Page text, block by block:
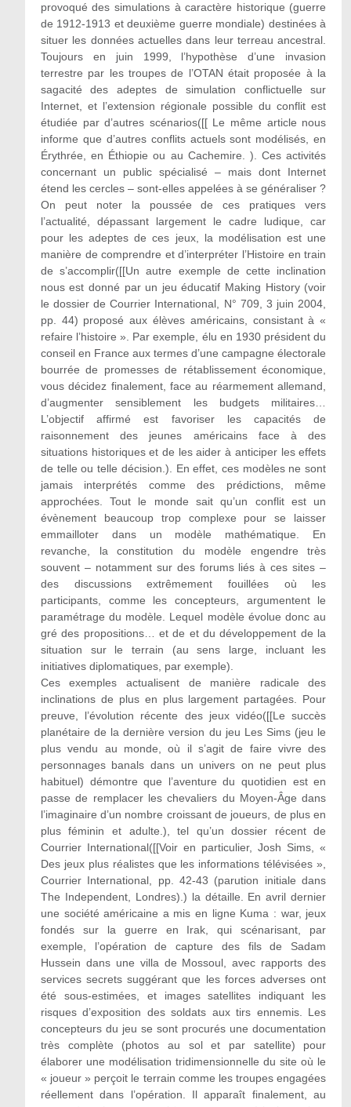
provoqué des simulations à caractère historique (guerre
de 1912-1913 et deuxième guerre mondiale) destinées à
situer les données actuelles dans leur terreau ancestral.
Toujours en juin 1999, l’hypothèse d’une invasion
terrestre par les troupes de l’OTAN était proposée à la
sagacité des adeptes de simulation conflictuelle sur
Internet, et l’extension régionale possible du conflit est
étudiée par d’autres scénarios([[ Le même article nous
informe que d’autres conflits actuels sont modélisés, en
Érythrée, en Éthiopie ou au Cachemire. ). Ces activités
concernant un public spécialisé – mais dont Internet
étend les cercles – sont-elles appelées à se généraliser ?
On peut noter la poussée de ces pratiques vers
l’actualité, dépassant largement le cadre ludique, car
pour les adeptes de ces jeux, la modélisation est une
manière de comprendre et d’interpréter l’Histoire en train
de s’accomplir([[Un autre exemple de cette inclination
nous est donné par un jeu éducatif Making History (voir
le dossier de Courrier International, N° 709, 3 juin 2004,
pp. 44) proposé aux élèves américains, consistant à «
refaire l’histoire ». Par exemple, élu en 1930 président du
conseil en France aux termes d’une campagne électorale
bourrée de promesses de rétablissement économique,
vous décidez finalement, face au réarmement allemand,
d’augmenter sensiblement les budgets militaires…
L’objectif affirmé est favoriser les capacités de
raisonnement des jeunes américains face à des
situations historiques et de les aider à anticiper les effets
de telle ou telle décision.). En effet, ces modèles ne sont
jamais interprétés comme des prédictions, même
approchées. Tout le monde sait qu’un conflit est un
évènement beaucoup trop complexe pour se laisser
emmailloter dans un modèle mathématique. En
revanche, la constitution du modèle engendre très
souvent – notamment sur des forums liés à ces sites –
des discussions extrêmement fouillées où les
participants, comme les concepteurs, argumentent le
paramétrage du modèle. Lequel modèle évolue donc au
gré des propositions… et de et du développement de la
situation sur le terrain (au sens large, incluant les
initiatives diplomatiques, par exemple).
Ces exemples actualisent de manière radicale des
inclinations de plus en plus largement partagées. Pour
preuve, l’évolution récente des jeux vidéo([[Le succès
planétaire de la dernière version du jeu Les Sims (jeu le
plus vendu au monde, où il s’agit de faire vivre des
personnages banals dans un univers on ne peut plus
habituel) démontre que l’aventure du quotidien est en
passe de remplacer les chevaliers du Moyen-Âge dans
l’imaginaire d’un nombre croissant de joueurs, de plus en
plus féminin et adulte.), tel qu’un dossier récent de
Courrier International([[Voir en particulier, Josh Sims, «
Des jeux plus réalistes que les informations télévisées »,
Courrier International, pp. 42-43 (parution initiale dans
The Independent, Londres).) la détaille. En avril dernier
une société américaine a mis en ligne Kuma : war, jeux
fondés sur la guerre en Irak, qui scénarisant, par
exemple, l’opération de capture des fils de Sadam
Hussein dans une villa de Mossoul, avec rapports des
services secrets suggérant que les forces adverses ont
été sous-estimées, et images satellites indiquant les
risques d’exposition des soldats aux tirs ennemis. Les
concepteurs du jeu se sont procurés une documentation
très complète (photos au sol et par satellite) pour
élaborer une modélisation tridimensionnelle du site où le
« joueur » perçoit le terrain comme les troupes engagées
réellement dans l’opération. Il apparaît finalement, au